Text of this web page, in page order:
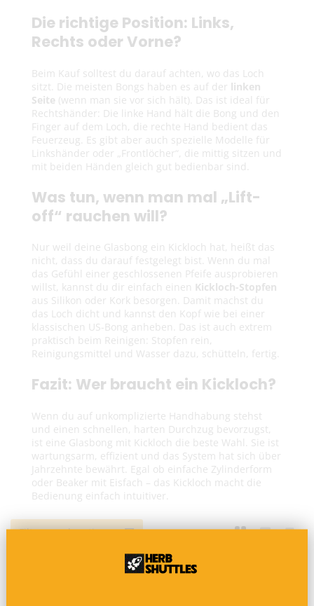
Die richtige Position: Links,
Rechts oder Vorne?
Beim Kauf solltest du darauf achten, wo das Loch
sitzt. Die meisten Bongs haben es auf der linken
Seite (wenn man sie vor sich hält). Das ist ideal für
Rechtshänder: Die linke Hand hält die Bong und den
Finger auf dem Loch, die rechte Hand bedient das
Feuerzeug. Es gibt aber auch spezielle Modelle für
Linkshänder oder „Frontlöcher“, die mittig sitzen und
mit beiden Händen gleich gut bedienbar sind.
Was tun, wenn man mal „Lift-
off“ rauchen will?
Nur weil deine Glasbong ein Kickloch hat, heißt das
nicht, dass du darauf festgelegt bist. Wenn du mal
das Gefühl einer geschlossenen Pfeife ausprobieren
willst, kannst du dir einfach einen Kickloch-Stopfen
aus Silikon oder Kork besorgen. Damit machst du
das Loch dicht und kannst den Kopf wie bei einer
klassischen US-Bong anheben. Das ist auch extrem
praktisch beim Reinigen: Stopfen rein,
Reinigungsmittel und Wasser dazu, schütteln, fertig.
Fazit: Wer braucht ein Kickloch?
Wenn du auf unkomplizierte Handhabung stehst
und einen schnellen, harten Durchzug bevorzugst,
ist eine Glasbong mit Kickloch die beste Wahl. Sie ist
wartungsarm, effizient und das System hat sich über
Jahrzehnte bewährt. Egal ob einfache Zylinderform
oder Beaker mit Eisfach – das Kickloch macht die
Bedienung einfach intuitiver.
Filtern und sortieren